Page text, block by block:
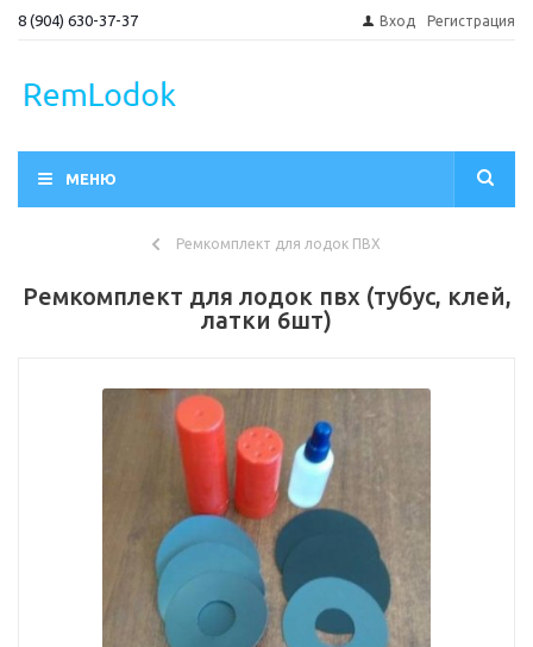
8 (904) 630-37-37 Вход Регистрация
МЕНЮ
Ремкомплект для лодок ПВХ
Ремкомплект для лодок пвх (тубус, клей,
латки 6шт)